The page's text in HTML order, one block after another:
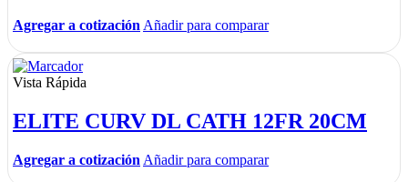
Agregar a cotización Añadir para comparar
Vista Rápida
ELITE CURV DL CATH 12FR 20CM
Agregar a cotización Añadir para comparar